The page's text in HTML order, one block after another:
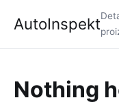
AutoInspekt
Nothing